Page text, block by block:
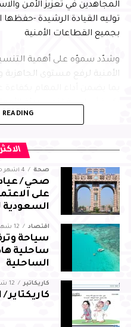
المجاهدين في تعزيز الأمن
توليه القيادة الرشيدة -
بجميع القطاعات الأمنية
وشدّد سموّه على أهمية
الأمنية لرفع مستوى
ركيزة أساسية لتعزيز بيئة
المحافظة، بما يسهم في
من جانبه، أعرب العرجاني
توجيهاته واهتمامه ودعمه
والالتزام بالمسؤوليات
لقطاع المجاهدين بالمحافظة
صحة 4 أشهر ago
صحي /
على
اقتصاد 12 شهر ago
سياحة
ساحلية
الساحلية
كاريكاتير 12 شهر ago
كاريكتاير